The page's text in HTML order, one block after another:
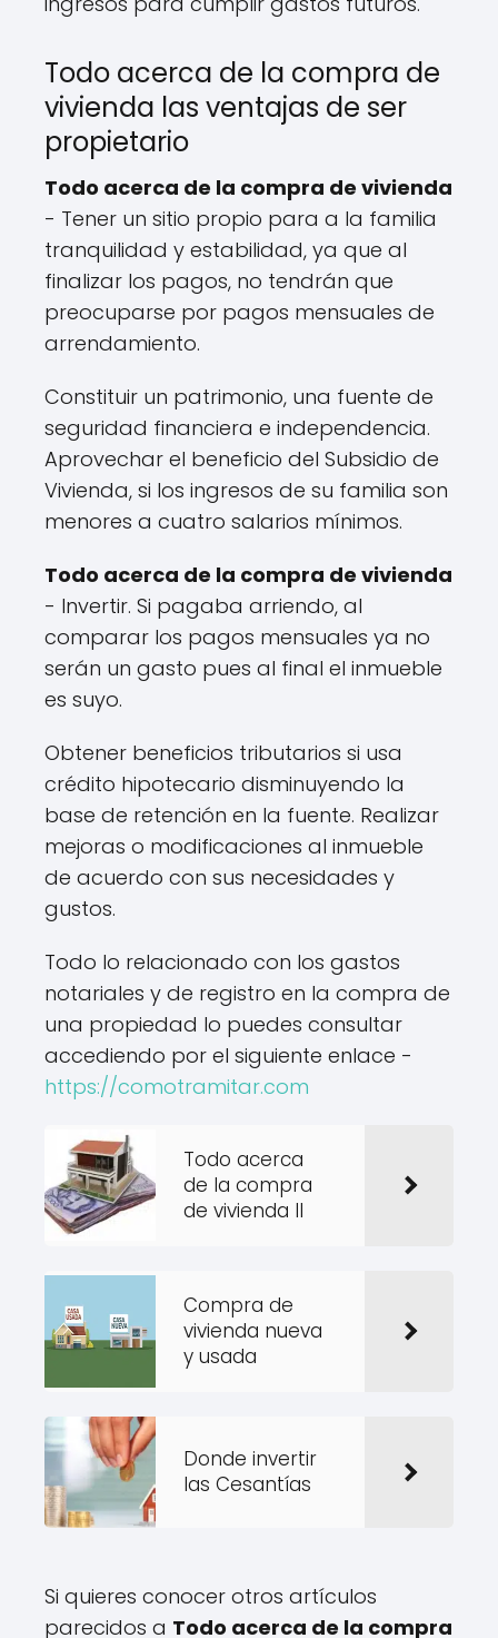
Todo acerca de la compra de
vivienda las ventajas de ser
propietario
Todo acerca de la compra de vivienda
- Tener un sitio propio para a la familia
tranquilidad y estabilidad, ya que al
finalizar los pagos, no tendrán que
preocuparse por pagos mensuales de
arrendamiento.
Constituir un patrimonio, una fuente de
seguridad financiera e independencia.
Aprovechar el beneficio del Subsidio de
Vivienda, si los ingresos de su familia son
menores a cuatro salarios mínimos.
Todo acerca de la compra de vivienda
- Invertir. Si pagaba arriendo, al
comparar los pagos mensuales ya no
serán un gasto pues al final el inmueble
es suyo.
Obtener beneficios tributarios si usa
crédito hipotecario disminuyendo la
base de retención en la fuente. Realizar
mejoras o modificaciones al inmueble
de acuerdo con sus necesidades y
gustos.
Todo lo relacionado con los gastos
notariales y de registro en la compra de
una propiedad lo puedes consultar
accediendo por el siguiente enlace -
https://comotramitar.com
Todo acerca
de la compra
de vivienda II
Compra de
vivienda nueva
y usada
Donde invertir
las Cesantías
Si quieres conocer otros artículos
parecidos a Todo acerca de la compra